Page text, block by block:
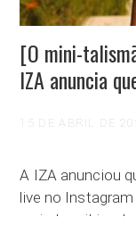
[O mini-
IZA anuncia
15 DE ABRIL DE
A IZA anunciou
live no
e ainda exibiu a